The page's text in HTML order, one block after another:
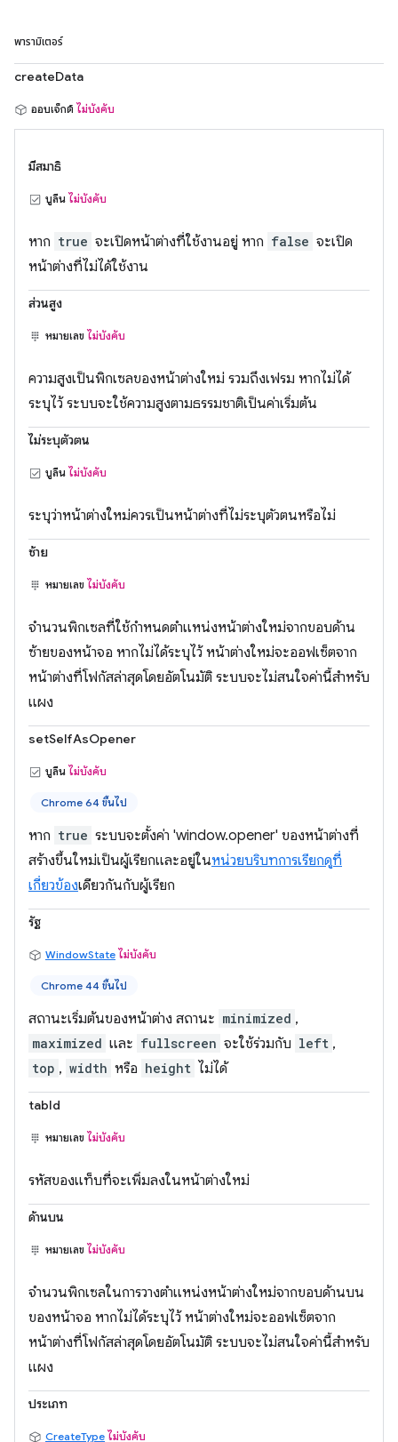
พารามิเตอร์
createData
ออบเจ็กต์ ไม่บังคับ
มีสมาธิ
บูลีน ไม่บังคับ
หาก true จะเปิดหน้าต่างที่ใช้งานอยู่ หาก false จะเปิด
หน้าต่างที่ไม่ได้ใช้งาน
ส่วนสูง
หมายเลข ไม่บังคับ
ความสูงเป็นพิกเซลของหน้าต่างใหม่ รวมถึงเฟรม หากไม่ได้
ระบุไว้ ระบบจะใช้ความสูงตามธรรมชาติเป็นค่าเริ่มต้น
ไม่ระบุตัวตน
บูลีน ไม่บังคับ
ระบุว่าหน้าต่างใหม่ควรเป็นหน้าต่างที่ไม่ระบุตัวตนหรือไม่
ซ้าย
หมายเลข ไม่บังคับ
จำนวนพิกเซลที่ใช้กำหนดตำแหน่งหน้าต่างใหม่จากขอบด้าน
ซ้ายของหน้าจอ หากไม่ได้ระบุไว้ หน้าต่างใหม่จะออฟเซ็ตจาก
หน้าต่างที่โฟกัสล่าสุดโดยอัตโนมัติ ระบบจะไม่สนใจค่านี้สำหรับ
แผง
setSelfAsOpener
บูลีน ไม่บังคับ
Chrome 64 ขึ้นไป
หาก true ระบบจะตั้งค่า 'window.opener' ของหน้าต่างที่
สร้างขึ้นใหม่เป็นผู้เรียกและอยู่ในหน่วยบริบทการเรียกดูที่
เกี่ยวข้องเดียวกันกับผู้เรียก
รัฐ
WindowState ไม่บังคับ
Chrome 44 ขึ้นไป
สถานะเริ่มต้นของหน้าต่าง สถานะ minimized ,
maximized และ fullscreen จะใช้ร่วมกับ left ,
top , width หรือ height ไม่ได้
tabId
หมายเลข ไม่บังคับ
รหัสของแท็บที่จะเพิ่มลงในหน้าต่างใหม่
ด้านบน
หมายเลข ไม่บังคับ
จำนวนพิกเซลในการวางตำแหน่งหน้าต่างใหม่จากขอบด้านบน
ของหน้าจอ หากไม่ได้ระบุไว้ หน้าต่างใหม่จะออฟเซ็ตจาก
หน้าต่างที่โฟกัสล่าสุดโดยอัตโนมัติ ระบบจะไม่สนใจค่านี้สำหรับ
แผง
ประเภท
CreateType ไม่บังคับ